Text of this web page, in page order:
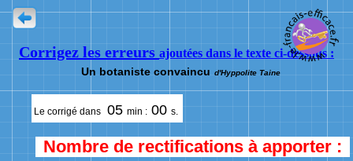
Corrigez les erreurs ajoutées dans le texte ci-dessous :
Un botaniste convaincu d'Hyppolite Taine
Le corrigé dans 05 min : 00 s.
Nombre de rectifications à apporter :